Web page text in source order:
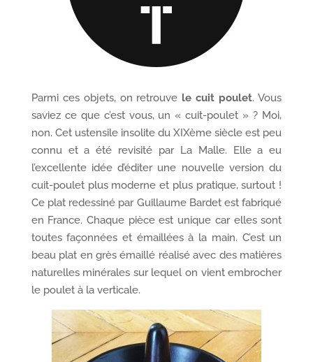
Parmi ces objets, on retrouve le cuit poulet. Vous
saviez ce que c’est vous, un « cuit-poulet » ? Moi,
non. Cet ustensile insolite du XIXème siècle est peu
connu et a été revisité par La Malle. Elle a eu
l’excellente idée d’éditer une nouvelle version du
cuit-poulet plus moderne et plus pratique, surtout !
Ce plat redessiné par Guillaume Bardet est fabriqué
en France. Chaque pièce est unique car elles sont
toutes façonnées et émaillées à la main. C’est un
beau plat en grès émaillé réalisé avec des matières
naturelles minérales sur lequel on vient embrocher
le poulet à la verticale.